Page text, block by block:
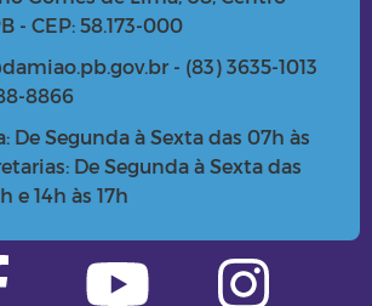
- CEP: 58.173-000
- (83) 3635-1013
8866
De Segunda à Sexta das 07h às
De Segunda à Sexta das
e 14h às 17h